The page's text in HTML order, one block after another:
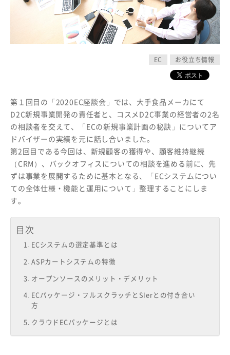
EC お役立ち情報
第１回目の「2020EC座談会」では、大手食品メーカにて
D2C新規事業開発の責任者と、コスメD2C事業の経営者の2名
の相談者を交えて、「ECの新規事業計画の秘訣」についてア
ドバイザーの実績を元に話し合いました。
第2回目である今回は、新規顧客の獲得や、顧客維持継続
（CRM）、バックオフィスについての相談を進める前に、先
ずは事業を展開するために基本となる、「ECシステムについ
ての全体仕様・機能と運用について」整理することにしま
す。
目次
ECシステムの選定基準とは
ASPカートシステムの特徴
オープンソースのメリット・デメリット
ECパッケージ・フルスクラッチとSIerとの付き合い
方
クラウドECパッケージとは